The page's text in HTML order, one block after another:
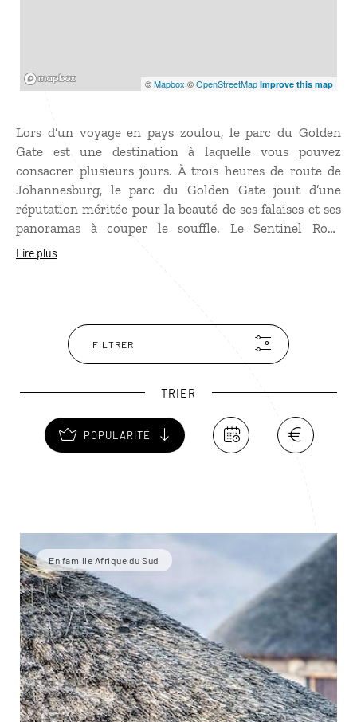
©Mapbox ©OpenStreetMap Improve this map
Lors d’un voyage en pays zoulou, le parc du Golden
Gate est une destination à laquelle vous pouvez
consacrer plusieurs jours. À trois heures de route de
Johannesburg, le parc du Golden Gate jouit d’une
réputation méritée pour la beauté de ses falaises et ses
panoramas à couper le souffle. Le Sentinel Rock
s’imposera à vous dans toute sa majesté avec ses
plus de trois mètres !
Lire plus
FILTRER
TRIER
POPULARITÉ
En famille Afrique du Sud